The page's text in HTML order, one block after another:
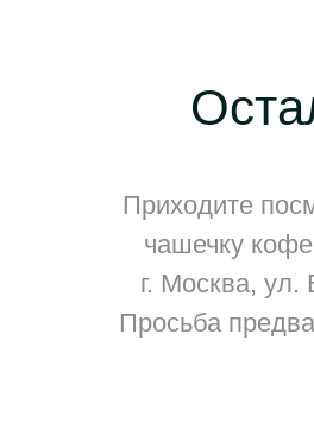
Приходите
чашечку
г. Москва, ул.
Просьба